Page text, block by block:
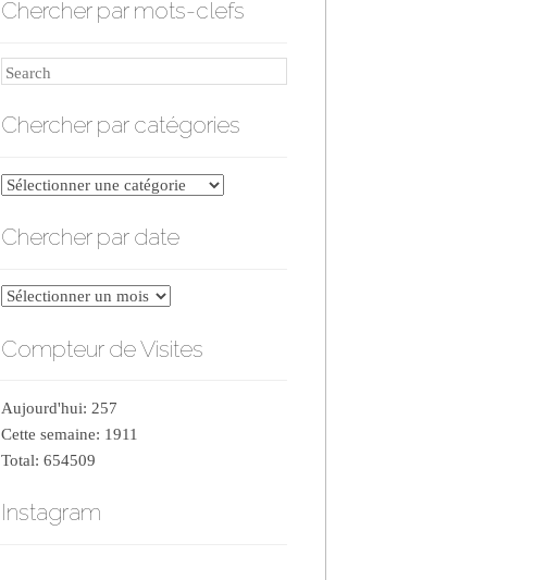
Chercher par mots-clefs
Search
Chercher par catégories
Chercher
catégories
Chercher par date
Chercher
date
Compteur de Visites
Aujourd'hui: 257
Cette semaine: 1911
Total: 654509
Instagram